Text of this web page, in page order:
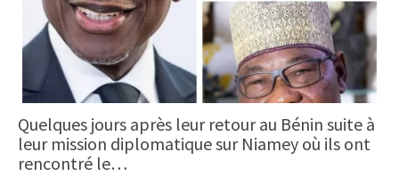
Quelques jours après leur retour au Bénin suite à
leur mission diplomatique sur Niamey où ils ont
rencontré le…